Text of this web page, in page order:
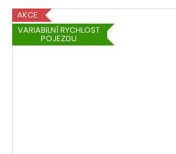
ZDARMA - sekačku sestavíme
Platí pouze při osobním
AKCE
VARIABILNÍ RYCHLOST
POJEZDU